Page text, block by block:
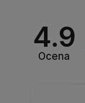
4.9
Ocena